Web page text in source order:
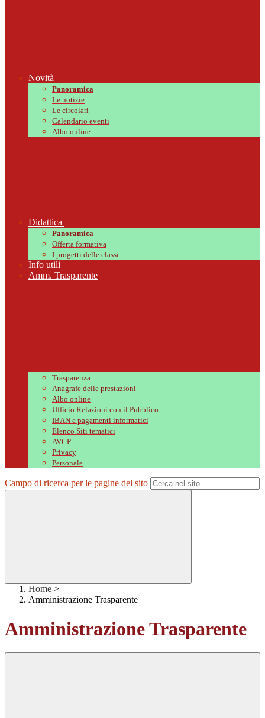
Novità
Panoramica
Le notizie
Le circolari
Calendario eventi
Albo online
Didattica
Panoramica
Offerta formativa
I progetti delle classi
Info utili
Amm. Trasparente
Trasparenza
Anagrafe delle prestazioni
Albo online
Ufficio Relazioni con il Pubblico
IBAN e pagamenti informatici
Elenco Siti tematici
AVCP
Privacy
Personale
Campo di ricerca per le pagine del sito
Home >
Amministrazione Trasparente
Amministrazione Trasparente